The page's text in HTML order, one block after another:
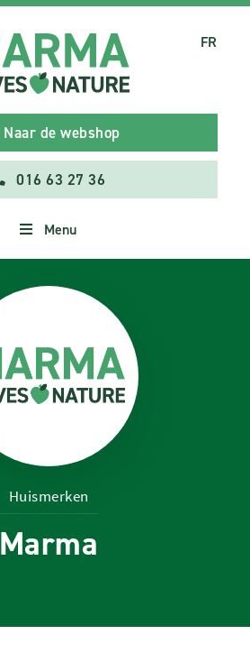
Naar de webshop
016 63 27 36
Menu
FR
Huismerken
Marma